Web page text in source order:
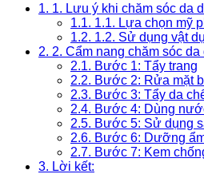
1. 1. Lưu ý khi chăm sóc da
1.1. 1.1. Lựa chọn mỹ
1.2. 1.2. Sử dụng vật
2. 2. Cẩm nang chăm sóc
2.1. Bước 1: Tẩy trang
2.2. Bước 2: Rửa mặt
2.3. Bước 3: Tẩy da
2.4. Bước 4: Dùng
2.5. Bước 5: Sử dụng
2.6. Bước 6: Dưỡng
2.7. Bước 7: Kem
3. Lời kết: